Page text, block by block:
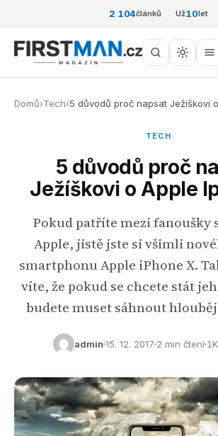
2 104článků Už10let
Domů›Tech›5 důvodů proč napsat Ježíškovi
TECH
5 důvodů proč
Ježíškovi o Apple
Pokud patříte mezi fanoušky
Apple, jistě jste si všimli
smartphonu Apple iPhone X.
víte, že pokud se chcete stát
budete muset sáhnout
admin 15. 12. 2017 2 min čtení